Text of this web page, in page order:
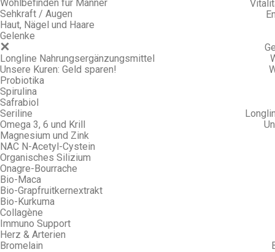
Wohlbefinden für Männer
Sehkraft / Augen
Haut, Nägel und Haare
Gelenke
Longline Nahrungsergänzungsmittel
Unsere Kuren: Geld sparen!
Probiotika
Spirulina
Safrabiol
Seriline
Omega 3, 6 und Krill
Magnesium und Zink
NAC N-Acetyl-Cystein
Organisches Silizium
Onagre-Bourrache
Bio-Maca
Bio-Grapfruitkernextrakt
Bio-Kurkuma
Collagène
Immuno Support
Herz & Arterien
Bromelain